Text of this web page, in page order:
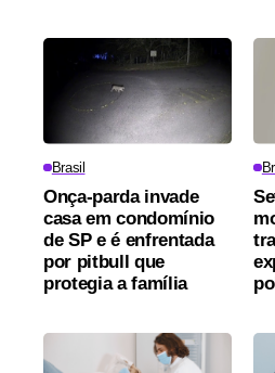
Brasil
Onça-parda invade
casa em condomínio
de SP e é enfrentada
por pitbull que
protegia a família